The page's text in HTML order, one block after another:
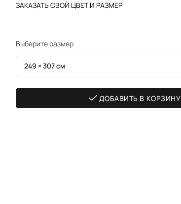
ЗАКАЗАТЬ СВОЙ ЦВЕТ И РАЗМЕР
Выберите размер
249 × 307 см
ДОБАВИТЬ В КОРЗИНУ